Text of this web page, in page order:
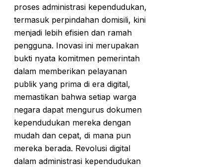
proses administrasi kependudukan,
termasuk perpindahan domisili, kini
menjadi lebih efisien dan ramah
pengguna. Inovasi ini merupakan
bukti nyata komitmen pemerintah
dalam memberikan pelayanan
publik yang prima di era digital,
memastikan bahwa setiap warga
negara dapat mengurus dokumen
kependudukan mereka dengan
mudah dan cepat, di mana pun
mereka berada. Revolusi digital
dalam administrasi kependudukan